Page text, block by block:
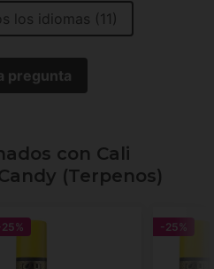
los idiomas (11)
pregunta
con Cali
(Terpenos)
-25%